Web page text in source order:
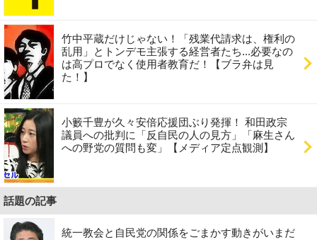
竹中平蔵だけじゃない！「残業代請求は、権利の
乱用」とトンデモ主張する経営者たち...必要なの
は高プロでなく使用者教育だ！【ブラ弁は見
た！】
小籔千豊が久々安倍応援団ぶり発揮！ 和田政宗
議員への批判に「反自民の人の見方」「麻生さん
への野党の質問も変」【メディア定点観測】
話題の記事
統一教会と自民党の関係をごまかす動きがいまだ